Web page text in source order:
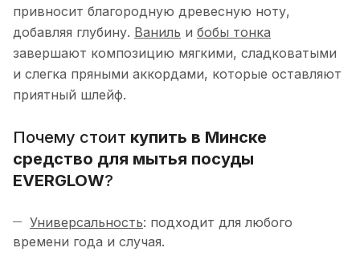
привносит благородную древесную ноту,
добавляя глубину. Ваниль и бобы тонка
завершают композицию мягкими, сладковатыми
и слегка пряными аккордами, которые оставляют
приятный шлейф.
Почему стоит купить в Минске
средство для мытья посуды
EVERGLOW?
Универсальность: подходит для любого
времени года и случая.